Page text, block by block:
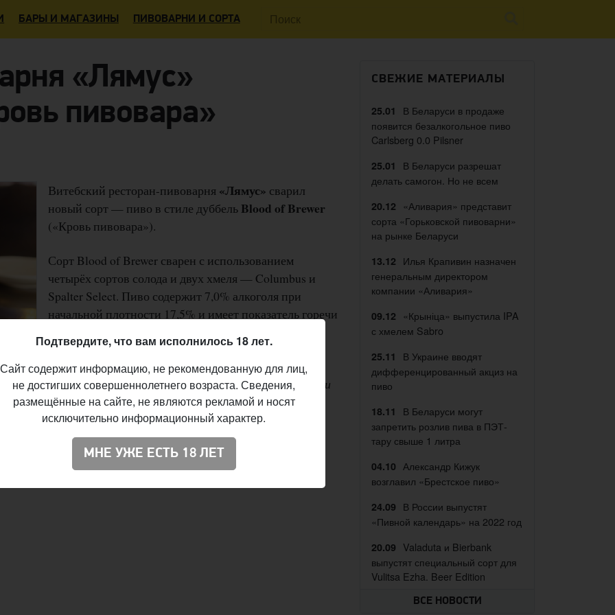
Поиск:
БАРЫ И МАГАЗИНЫ ПИВОВАРНИ И СОРТА
«Лямус»
пивовара»
Витебский ресторан-пивоварня «Лямус» сварил
новый сорт — пиво в стиле дуббель Blood of Brewer
(«Кровь пивовара»).
Сорт Blood of Brewer сварен с использованием
четырёх сортов солода и двух хмеля — Columbus и
Spalter Select. Пиво содержит 7,0% алкоголя при
начальной плотности 17,5% и имеет показатель горечи
— Тёмный эль с довольно богатой солодовой
сладостью, которая раскроет во вкусе тона ирисок и
солодовой полнотой, — говорят на пивоварне. —Это пиво
а также к некоторым десертам.
СВЕЖИЕ МАТЕРИАЛЫ
25.01
В Беларуси в продаже
появится безалкогольное пиво
Carlsberg 0.0 Pilsner
25.01
В Беларуси разрешат
делать самогон. Но не всем
20.12
«Аливария» представит
сорта «Горьковской пивоварни»
на рынке Беларуси
13.12 Илья Крапивин назначен
генеральным директором
компании «Аливария»
09.12
«Крыніца» выпустила IPA
с хмелем Sabro
25.11
В Украине вводят
дифференцированный акциз на
пиво
18.11
В Беларуси могут
запретить розлив пива в ПЭТ-
тару свыше 1 литра
04.10 Александр Кижук
возглавил «Брестское пиво»
24.09 В России выпустят
«Пивной календарь» на 2022 год
20.09 Valaduta и Bierbank
выпустят специальный сорт для
Vulitsa Ezha. Beer Edition
ВСЕ НОВОСТИ
Подтвердите, что вам исполнилось 18 лет.
Сайт содержит информацию, не рекомендованную для лиц,
не достигших совершеннолетнего возраста. Сведения,
размещённые на сайте, не являются рекламой и носят
исключительно информационный характер.
МНЕ УЖЕ ЕСТЬ 18 ЛЕТ